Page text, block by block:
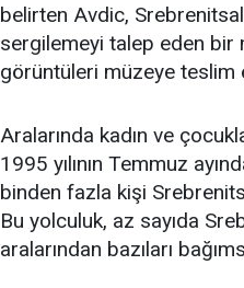
belirten Avdic,
sergilemeyi talep eden bir
görüntüleri müzeye teslim
Aralarında kadın ve
1995 yılının Temmuz
binden fazla kişi
Bu yolculuk, az sayıda
aralarından bazıları